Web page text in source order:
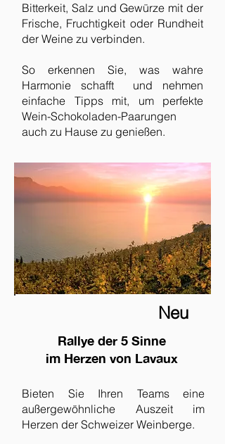
Bitterkeit, Salz und Gewürze mit der
Frische, Fruchtigkeit oder Rundheit
der Weine zu verbinden.
So erkennen Sie, was wahre
Harmonie schafft und nehmen
einfache Tipps mit, um perfekte
Wein-Schokoladen-Paarungen
auch zu Hause zu genießen.
Neu
Rallye der 5 Sinne
im Herzen von Lavaux
Bieten Sie Ihren Teams eine
außergewöhnliche Auszeit im
Herzen der Schweizer Weinberge.